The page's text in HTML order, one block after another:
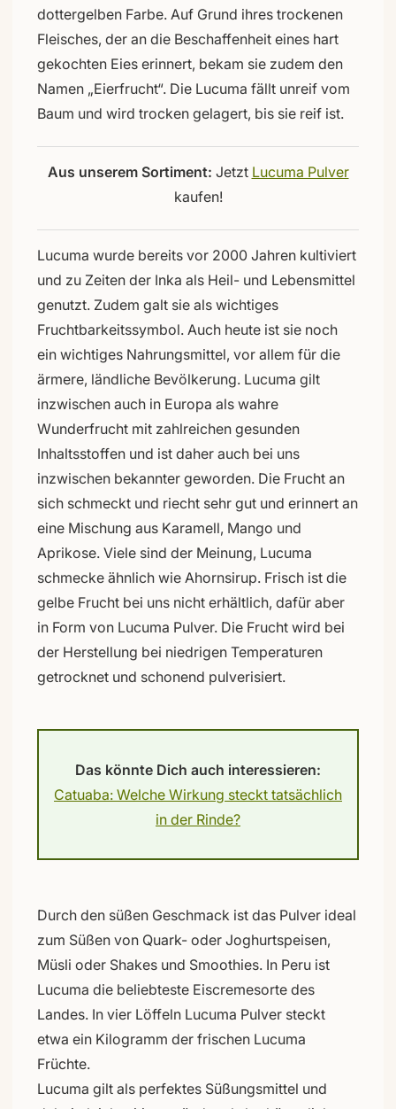
dottergelben Farbe. Auf Grund ihres trockenen
Fleisches, der an die Beschaffenheit eines hart
gekochten Eies erinnert, bekam sie zudem den
Namen „Eierfrucht“. Die Lucuma fällt unreif vom
Baum und wird trocken gelagert, bis sie reif ist.
Aus unserem Sortiment: Jetzt Lucuma Pulver
kaufen!
Lucuma wurde bereits vor 2000 Jahren kultiviert
und zu Zeiten der Inka als Heil- und Lebensmittel
genutzt. Zudem galt sie als wichtiges
Fruchtbarkeitssymbol. Auch heute ist sie noch
ein wichtiges Nahrungsmittel, vor allem für die
ärmere, ländliche Bevölkerung. Lucuma gilt
inzwischen auch in Europa als wahre
Wunderfrucht mit zahlreichen gesunden
Inhaltsstoffen und ist daher auch bei uns
inzwischen bekannter geworden. Die Frucht an
sich schmeckt und riecht sehr gut und erinnert an
eine Mischung aus Karamell, Mango und
Aprikose. Viele sind der Meinung, Lucuma
schmecke ähnlich wie Ahornsirup. Frisch ist die
gelbe Frucht bei uns nicht erhältlich, dafür aber
in Form von Lucuma Pulver. Die Frucht wird bei
der Herstellung bei niedrigen Temperaturen
getrocknet und schonend pulverisiert.
Das könnte Dich auch interessieren:
Catuaba: Welche Wirkung steckt tatsächlich
in der Rinde?
Durch den süßen Geschmack ist das Pulver ideal
zum Süßen von Quark- oder Joghurtspeisen,
Müsli oder Shakes und Smoothies. In Peru ist
Lucuma die beliebteste Eiscremesorte des
Landes. In vier Löffeln Lucuma Pulver steckt
etwa ein Kilogramm der frischen Lucuma
Früchte.
Lucuma gilt als perfektes Süßungsmittel und